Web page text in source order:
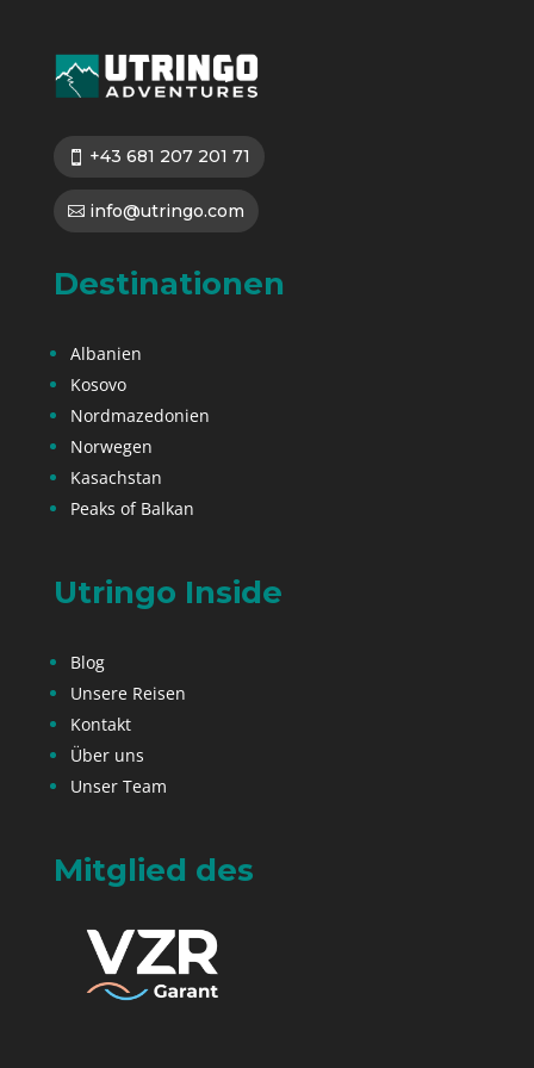
+43 681 207 201 71
info@utringo.com
Destinationen
Albanien
Kosovo
Nordmazedonien
Norwegen
Kasachstan
Peaks of Balkan
Utringo Inside
Blog
Unsere Reisen
Kontakt
Über uns
Unser Team
Mitglied des